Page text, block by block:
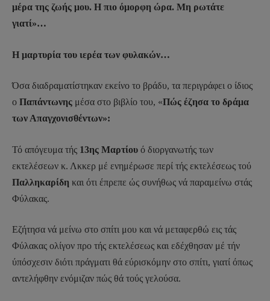
μέρα της ζωής μου. Η πιο όμορφη ώρα. Μη ρωτάτε
γιατί»…
Η μαρτυρία του ιερέα των φυλακών…
Όσα διαδραματίστηκαν εκείνο το βράδυ, τα περιγράφει ο ίδιος
ο Παπάντωνης μέσα στο βιβλίο του, «Πώς έζησα το δράμα
των Απαγχονισθέντων»:
Τό απόγευμα τής 13ης Μαρτίου ό διοργανωτής των
εκτελέσεων κ. Λκκερ μέ ενημέρωσε περί τής εκτελέσεως τού
Παλληκαρίδη και ότι έπρεπε ώς συνήθως νά παραμείνω στάς
Φύλακας.
Εζήτησα νά μείνω στο σπίτι μου και νά μεταφερθώ εις τάς
Φύλακας ολίγον προ τής εκτελέσεως και εδέχθησαν μέ τήν
ύπόσχεσιν διότι πράγματι θά εύρισκόμην στο σπίτι, γιατί όπως
αντελήφθην ενόμιζαν πώς θά τούς γελούσα.